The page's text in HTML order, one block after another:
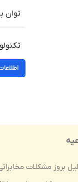
توان
بروز مشکلات